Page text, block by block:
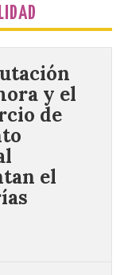
y el
de
el